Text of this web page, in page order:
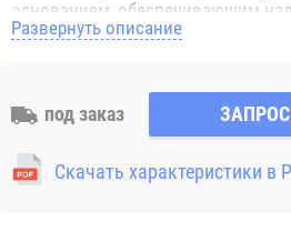
основанием, обеспечивающим
детали. Благодаря модульной
Крупноразмерные корпуса могут
(маркировка SSNLD). Изделия так
ниппелями для смазывания
Опоры отличаются хорошей
Развернуть описание
под заказ
Скачать характеристики в